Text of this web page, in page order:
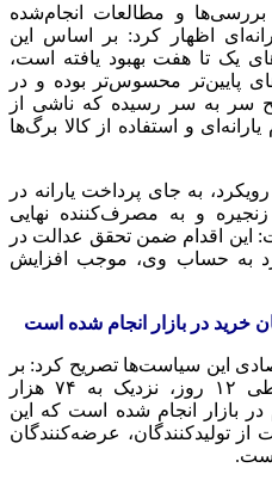
بررسی‌ها و مطالعات انجام‌شده
اظهار کرد: بر اساس این
یک تا هفت بهبود یافته است،
پایین‌تر محسوس‌تر بوده و در
به سر رسیده که ناشی از
و استفاده از کالا برگ‌ها
به جای پرداخت یارانه در
زنجیره و به مصرف‌کننده نهایی
این اقدام ضمن تحقق عدالت در
به حساب وی، موجب افزایش
این سیاست‌ها تصریح کرد: بر
اساس گزارش‌های ارائه‌شده، طی ۱۲ روز، نزدیک به ۷۴ هزار
بازار انجام شده است که این
از تولیدکنندگان، عرضه‌کنندگان